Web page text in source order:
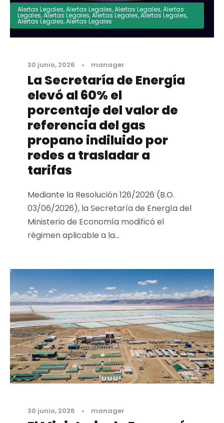
Alertas Legales,Alertas Legales,Alertas Legales,Alertas
Legales,Alertas Legales,Alertas Legales,Alertas Legales,
Alertas Legales,Alertas Legales
30 junio, 2026 • manager
La Secretaría de Energía
elevó al 60% el
porcentaje del valor de
referencia del gas
propano indiluido por
redes a trasladar a
tarifas
Mediante la Resolución 126/2026 (B.O.
03/06/2026), la Secretaría de Energía del
Ministerio de Economía modificó el
régimen aplicable a la...
30 junio, 2026 • manager